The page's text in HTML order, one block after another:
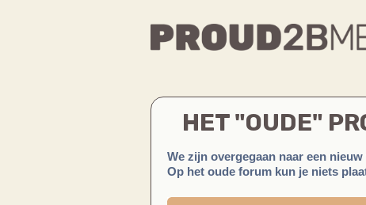
HET "OUDE"
We zijn overgegaan naar een
Op het oude forum kun je niets